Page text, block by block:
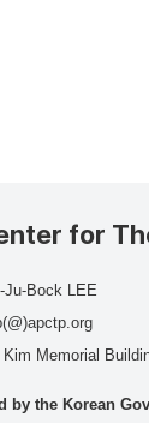
for
Ju-Bock LEE
Kim Memorial
by the Korean